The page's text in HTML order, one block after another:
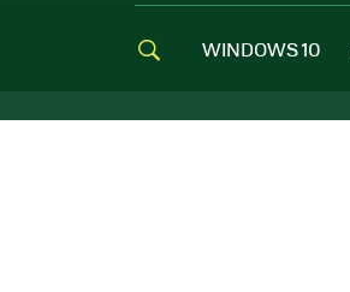
WINDOWS 10